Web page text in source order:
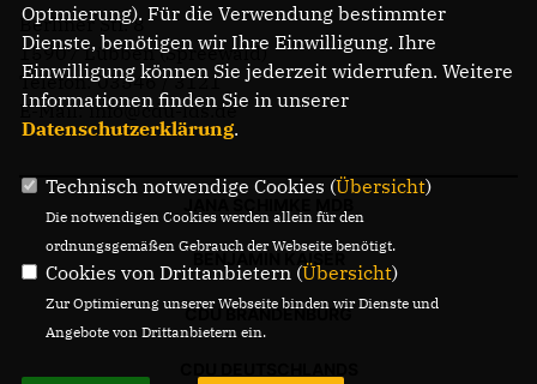
Berliner Str. 8
15907 Lübben (Spreewald)
Telefon: 03546 / 3121
E-Mail: info@cdu-lds.de
BENJAMIN KAISER
CDU BRANDENBURG
Optmierung). Für die Verwendung bestimmter
Dienste, benötigen wir Ihre Einwilligung. Ihre
Einwilligung können Sie jederzeit widerrufen. Weitere
Informationen finden Sie in unserer
Datenschutzerklärung.
Technisch notwendige Cookies (Übersicht)
Die notwendigen Cookies werden allein für den
ordnungsgemäßen Gebrauch der Webseite benötigt.
Cookies von Drittanbietern (Übersicht)
Zur Optimierung unserer Webseite binden wir Dienste und
Angebote von Drittanbietern ein.